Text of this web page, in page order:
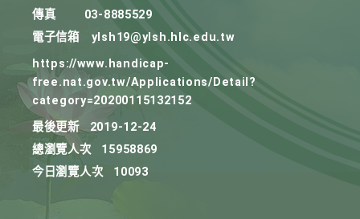
傳真
03-8885529
電子信箱
ylsh19@ylsh.hlc.edu.tw
https://www.handicap-
free.nat.gov.tw/Applications/Detail?
category=20200115132152
最後更新
2019-12-24
總瀏覽人次
15958869
今日瀏覽人次
10093